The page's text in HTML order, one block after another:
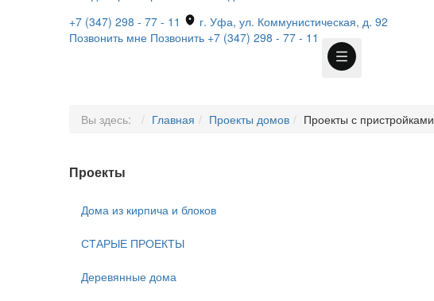
+7 (347) 298 - 77 - 11
г. Уфа, ул. Коммунистическая, д. 92
Позвонить мне Позвонить +7 (347) 298 - 77 - 11
Вы здесь: Главная Проекты домов Проекты с пристройками
Проекты
Дома из кирпича и блоков
СТАРЫЕ ПРОЕКТЫ
Деревянные дома